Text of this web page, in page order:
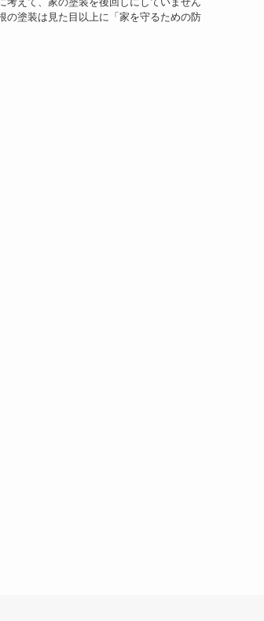
の塗装は見た目以上に「家を守るための防